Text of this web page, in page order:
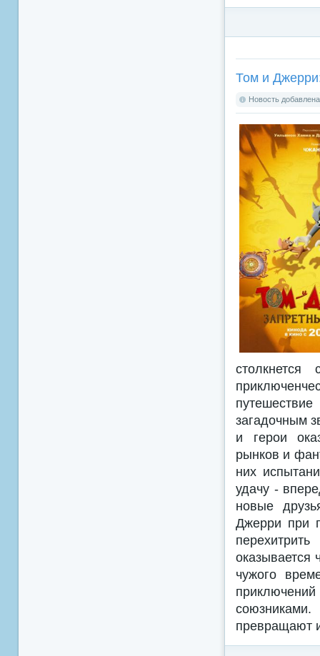
Том и
Новость
загадочным
и герои
рынков и
них
удачу -
новые
Джерри при
оказывается
чужого
превращают